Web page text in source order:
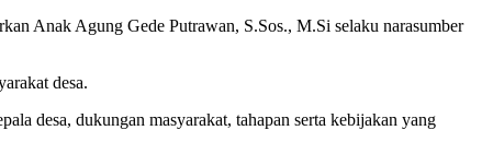
Anak Agung Gede Putrawan, S.Sos., M.Si selaku narasumber
desa.
desa, dukungan masyarakat, tahapan serta kebijakan yang